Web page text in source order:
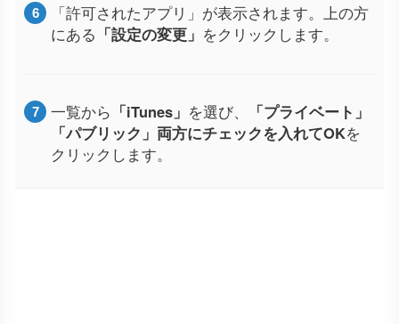
「許可されたアプリ」が表示されます。上の方
にある 「設定の変更」 をクリックします。
一覧から 「iTunes」 を選び、
「プライベート」
「パブリック」両方にチェックを入れてOKを
クリックします。